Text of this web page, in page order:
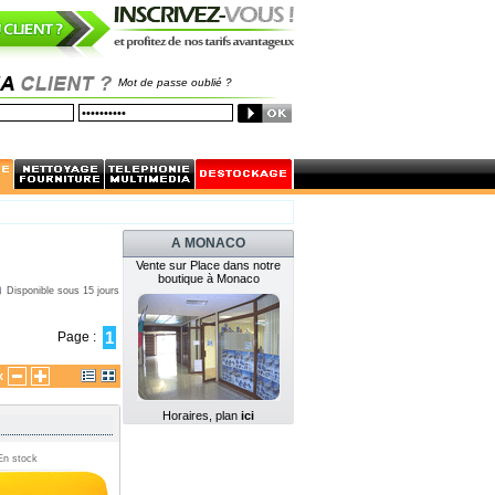
Mot de passe oublié ?
Disponible sous 15 jours
Page : 1
stock
A MONACO
Vente sur Place dans notre
boutique à Monaco
Horaires, plan ici